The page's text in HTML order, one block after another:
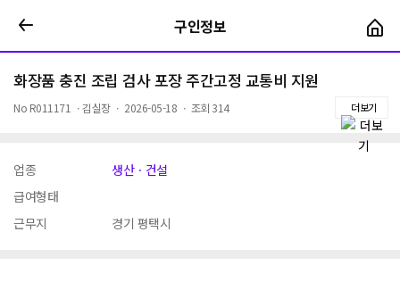
구인정보
화장품 충진 조립 검사 포장 주간고정 교통비 지원
No R011171 ㆍ김실장ㆍ 2026-05-18 ㆍ 조회 314 더보기
업종
생산ㆍ건설
급여형태
근무지
경기 평택시
구인정보